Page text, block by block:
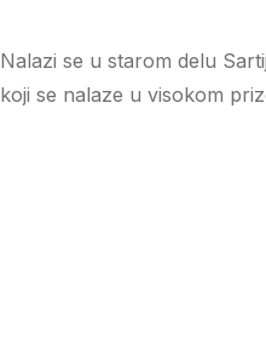
Nalazi se u starom delu
koji se nalaze u visokom